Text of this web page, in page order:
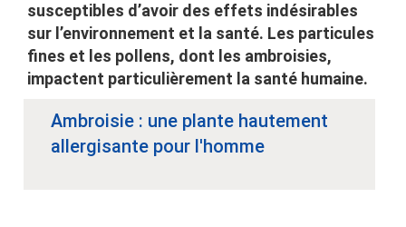
susceptibles d’avoir des effets indésirables
sur l’environnement et la santé. Les particules
fines et les pollens, dont les ambroisies,
impactent particulièrement la santé humaine.
Ambroisie : une plante hautement
allergisante pour l'homme